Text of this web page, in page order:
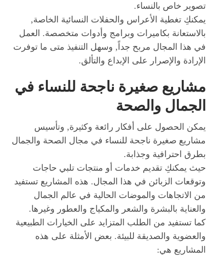
تصوير خاص بالنساء.
يمكنكِ تغطية الأعراس والحفلات النسائية الخاصة,
بالاستعانة بكاميرات وبرامج وأدوات متخصصة. العمل
في هذا المجال مربح جداً, وسهل التنفيذ متى ما توفرت
الإرادة والإصرار على الإبداع والتألق.
مشاريع صغيرة ناجحة للنساء في
الجمال والصحة
يمكن الحصول على أفكار رائعة وكثيرة, وتأسيس
مشاريع صغيرة ناجحة للنساء في مجال الصحة والجمال
بطرق احترافية وجذابة.
حيث يمكنكِ تقديم خدمات أو منتجات تلبي حاجات
وتوقعات الزبائن في هذا المجال. هذه المشاريع تستفيد
من الاتجاهات والموضات الحالية في عالم الجمال
والعناية بالبشرة والشعر والمكياج والعطور وغيرها.
كما تستفيد من الطلب المتزايد على الخيارات الطبيعية
والعضوية والصديقة للبيئة. بعض الأمثلة على هذه
المشاريع هي: